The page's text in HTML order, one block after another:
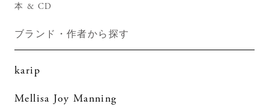
本 & CD
ブランド・作者から探す
karip
Mellisa Joy Manning